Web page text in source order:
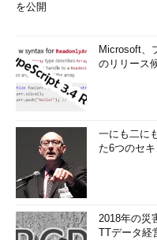
SoftwareDistribution.old
このとき、「プロセスはフ
プロセスが使用中です。」
失敗する場合は、何らかの
更新とBITSのサービスを
する場合は、Windowsをセ
ルダのリネームを試してほ
Windowsの再起動時に［F8
ューから［セーフモード］
を公開
Microsoft、
のリリース
一にも二に
た6つのセ
2018年の災
TTデータ経